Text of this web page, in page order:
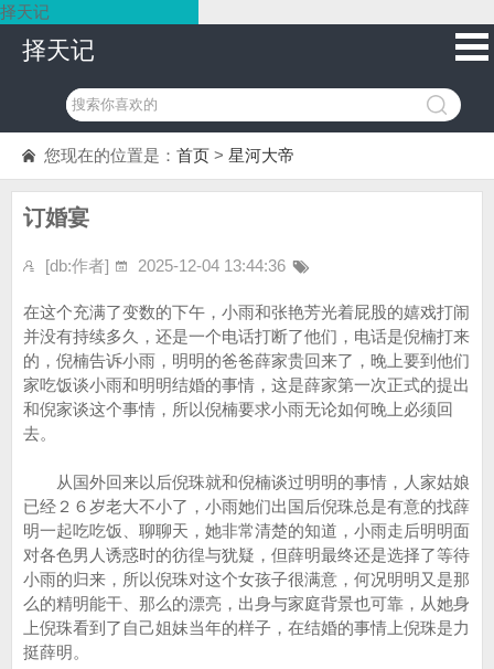
择天记
择天记
您现在的位置是： 首页 > 星河大帝
订婚宴
[db:作者] 2025-12-04 13:44:36
在这个充满了变数的下午，小雨和张艳芳光着屁股的嬉戏打闹
并没有持续多久，还是一个电话打断了他们，电话是倪楠打来
的，倪楠告诉小雨，明明的爸爸薛家贵回来了，晚上要到他们
家吃饭谈小雨和明明结婚的事情，这是薛家第一次正式的提出
和倪家谈这个事情，所以倪楠要求小雨无论如何晚上必须回
去。
从国外回来以后倪珠就和倪楠谈过明明的事情，人家姑娘
已经２６岁老大不小了，小雨她们出国后倪珠总是有意的找薛
明一起吃吃饭、聊聊天，她非常清楚的知道，小雨走后明明面
对各色男人诱惑时的彷徨与犹疑，但薛明最终还是选择了等待
小雨的归来，所以倪珠对这个女孩子很满意，何况明明又是那
么的精明能干、那么的漂亮，出身与家庭背景也可靠，从她身
上倪珠看到了自己姐妹当年的样子，在结婚的事情上倪珠是力
挺薛明。